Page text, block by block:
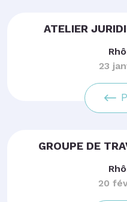
ATELIER
23
GROUPE DE
20